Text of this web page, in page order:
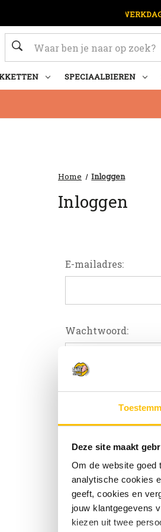
Deze site maakt
Om de website goed
analytische cookies
geeft, cookies en
jouw klantgegevens
kiezen uit twee
OP
Zoeken
SPECIAALBIEREN
Home Inloggen
Inloggen
E-mailadres:
Wachtwoord: